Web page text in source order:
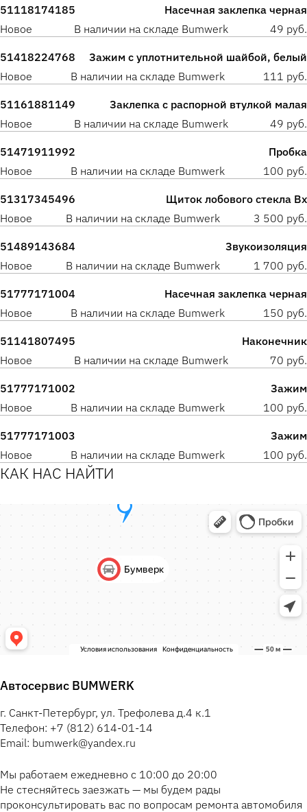
51118174185
Насечная заклепка черная
Новое
В наличии на складе Bumwerk 49 руб.
51418224768
Зажим с уплотнительной шайбой, белый
Новое
В наличии на складе Bumwerk 111 руб.
51161881149
Заклепка с распорной втулкой малая
Новое
В наличии на складе Bumwerk 49 руб.
51471911992
Пробка
Новое
В наличии на складе Bumwerk 100 руб.
51317345496
Щиток лобового стекла Вх
Новое
В наличии на складе Bumwerk 3 500 руб.
51489143684
Звукоизоляция
Новое
В наличии на складе Bumwerk 1 700 руб.
51777171004
Насечная заклепка черная
Новое
В наличии на складе Bumwerk 150 руб.
51141807495
Наконечник
Новое
В наличии на складе Bumwerk 70 руб.
51777171002
Зажим
Новое
В наличии на складе Bumwerk 100 руб.
51777171003
Зажим
Новое
В наличии на складе Bumwerk 100 руб.
КАК НАС НАЙТИ
Автосервис BUMWERK
г. Санкт-Петербург, ул. Трефолева д.4 к.1
Телефон: +7 (812) 614-01-14
Email: bumwerk@yandex.ru
Мы работаем ежедневно с 10:00 до 20:00
Не стесняйтесь заезжать — мы будем рады
проконсультировать вас по вопросам ремонта автомобиля